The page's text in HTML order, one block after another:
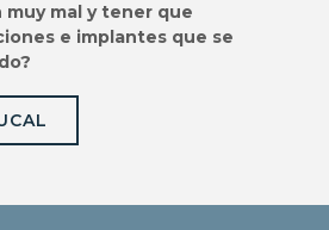
mal y tener que
e implantes que se